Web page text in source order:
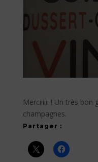
Merciiiiii ! Un très bon
champagnes.
Partager :